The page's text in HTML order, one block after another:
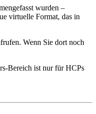
wurden –
virtuelle Format, das in
Wenn Sie dort noch
Bereich ist nur für HCPs